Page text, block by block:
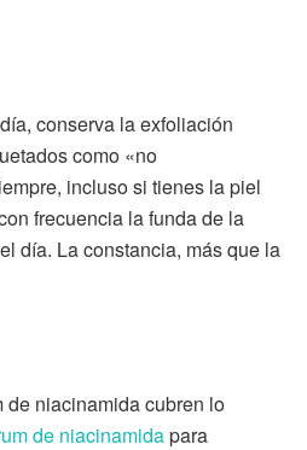
conserva la exfoliación
como «no
incluso si tienes la piel
frecuencia la funda de la
día. La constancia, más que la
de niacinamida cubren lo
de niacinamidapara